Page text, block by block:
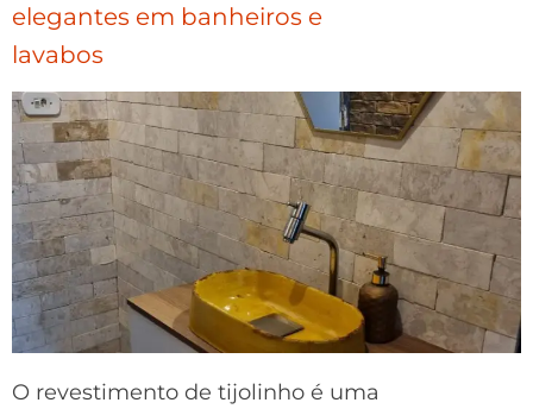
elegantes em banheiros e
lavabos
O revestimento de tijolinho é uma